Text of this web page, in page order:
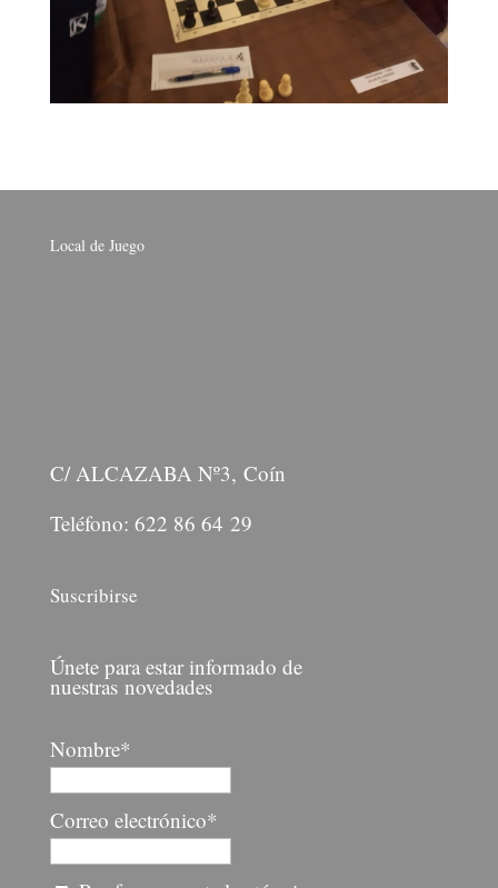
Local de Juego
C/ ALCAZABA Nº3, Coín
Teléfono: 622 86 64 29
Suscribirse
Únete para estar informado de
nuestras novedades
Nombre*
Correo electrónico*